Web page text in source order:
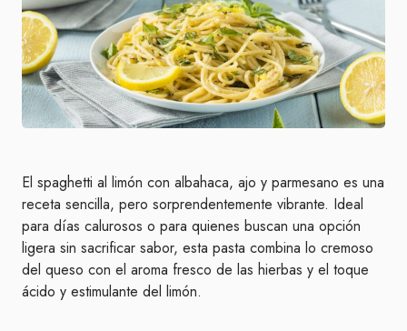
El spaghetti al limón con albahaca, ajo y parmesano es una
receta sencilla, pero sorprendentemente vibrante. Ideal
para días calurosos o para quienes buscan una opción
ligera sin sacrificar sabor, esta pasta combina lo cremoso
del queso con el aroma fresco de las hierbas y el toque
ácido y estimulante del limón.